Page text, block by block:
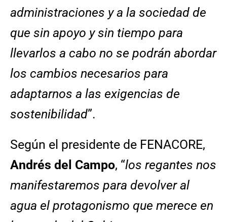
administraciones y a la sociedad de
que sin apoyo y sin tiempo para
llevarlos a cabo no se podrán abordar
los cambios necesarios para
adaptarnos a las exigencias de
sostenibilidad”.
Según el presidente de FENACORE,
Andrés del Campo, “los regantes nos
manifestaremos para devolver al
agua el protagonismo que merece en